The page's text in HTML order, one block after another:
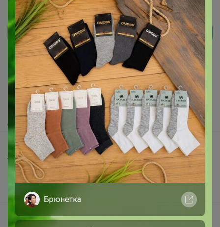
Реклама
Как здесь все устроено?
Как сделать заказ?
Как получить?
Доставка
Шоурумы
Торговые марки
Наша команда
В наличии
Подарочные сертификаты
Брюнетка